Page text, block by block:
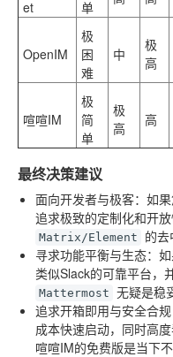
et 单
OpenIM
极
困
难
中
极
高
喧喧IM
极
简
单
极
高
高
最终决策建议
面向开发者与极客：如
追求极致的定制化和开
Matrix/Element
的去
寻求功能平衡与生态：
类似Slack的可靠平台，
Mattermost 无疑是稳
追求开箱即用与安全合规
成本快速启动，同时高
喧喧IM的免费版是当下